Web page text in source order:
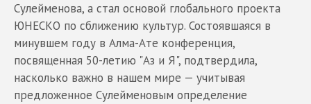
Сулейменова, а стал основой глобального проекта
ЮНЕСКО по сближению культур. Состоявшаяся в
минувшем году в Алма-Ате конференция,
посвященная 50-летию "Аз и Я", подтвердила,
насколько важно в нашем мире — учитывая
предложенное Сулейменовым определение